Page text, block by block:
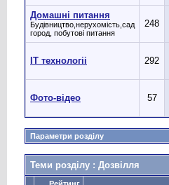
Домашні питання
Будівництво,нерухомість,сад
город, побутові питання
248
IT технологіі 292
Фото-відео 57
Параметри розділу
Теми розділу : Дозвілля